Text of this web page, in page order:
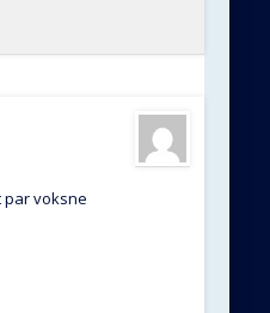
par voksne